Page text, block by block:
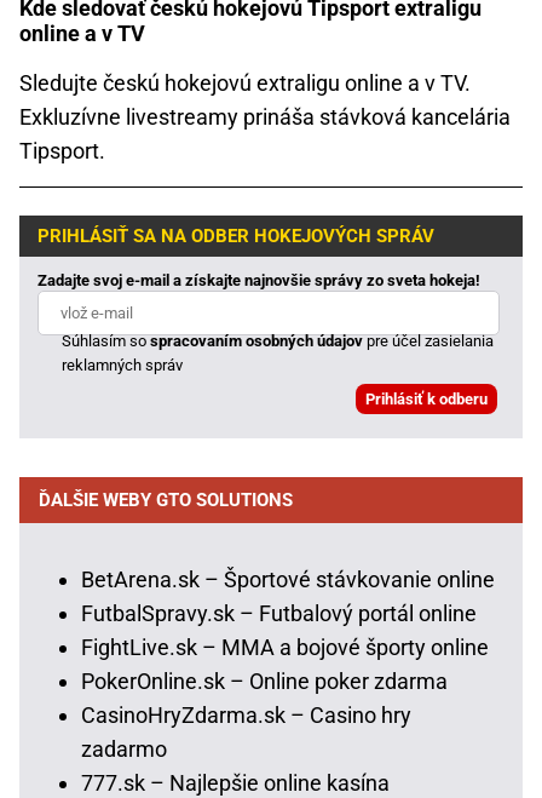
Kde sledovať českú hokejovú Tipsport extraligu
online a v TV
Sledujte českú hokejovú extraligu online a v TV.
Exkluzívne livestreamy prináša stávková kancelária
Tipsport.
PRIHLÁSIŤ SA NA ODBER HOKEJOVÝCH SPRÁV
Zadajte svoj e-mail a získajte najnovšie správy zo sveta hokeja!
Súhlasím sospracovaním osobných údajovpre účel zasielania
reklamných správ
ĎALŠIE WEBY GTO SOLUTIONS
BetArena.sk – Športové stávkovanie online
FutbalSpravy.sk – Futbalový portál online
FightLive.sk – MMA a bojové športy online
PokerOnline.sk – Online poker zdarma
CasinoHryZdarma.sk – Casino hry
zadarmo
777.sk – Najlepšie online kasína